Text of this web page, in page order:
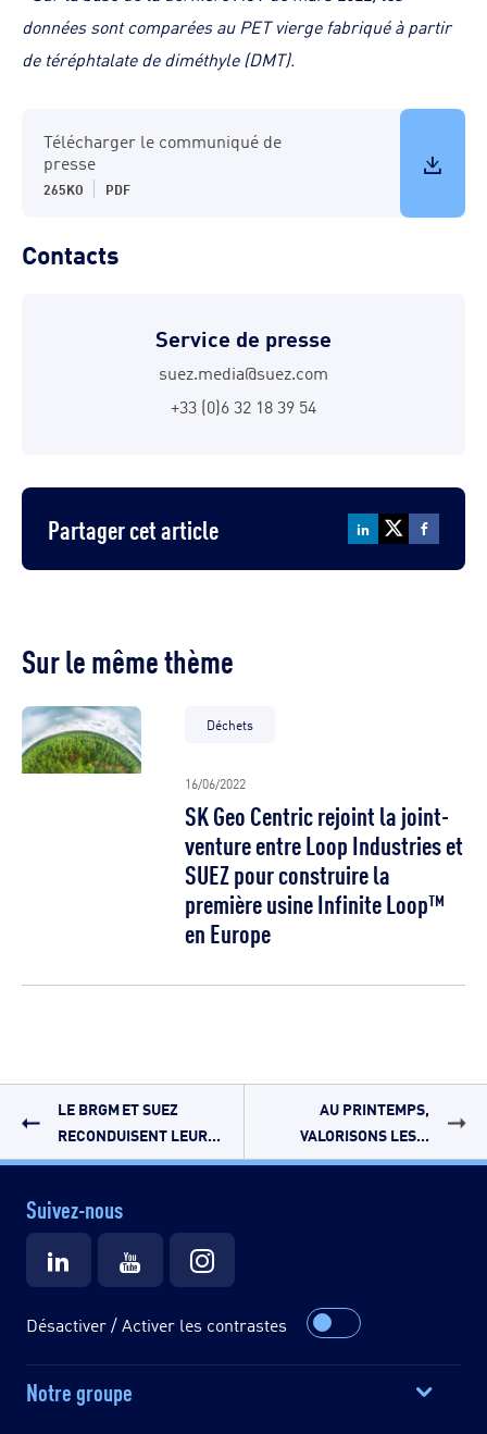
données sont comparées au PET vierge fabriqué à partir
de téréphtalate de diméthyle (DMT).
Télécharger le communiqué de
presse
265KO PDF
Contacts
Service de presse
suez.media@suez.com
+33 (0)6 32 18 39 54
Partager cet article
Sur le même thème
Déchets
16/06/2022
SK Geo Centric rejoint la joint-
venture entre Loop Industries et
SUEZ pour construire la
première usine Infinite Loop™
en Europe
LE BRGM ET SUEZ
RECONDUISENT LEUR...
AU PRINTEMPS,
VALORISONS LES...
Suivez-nous
Désactiver / Activer les contrastes
Notre groupe